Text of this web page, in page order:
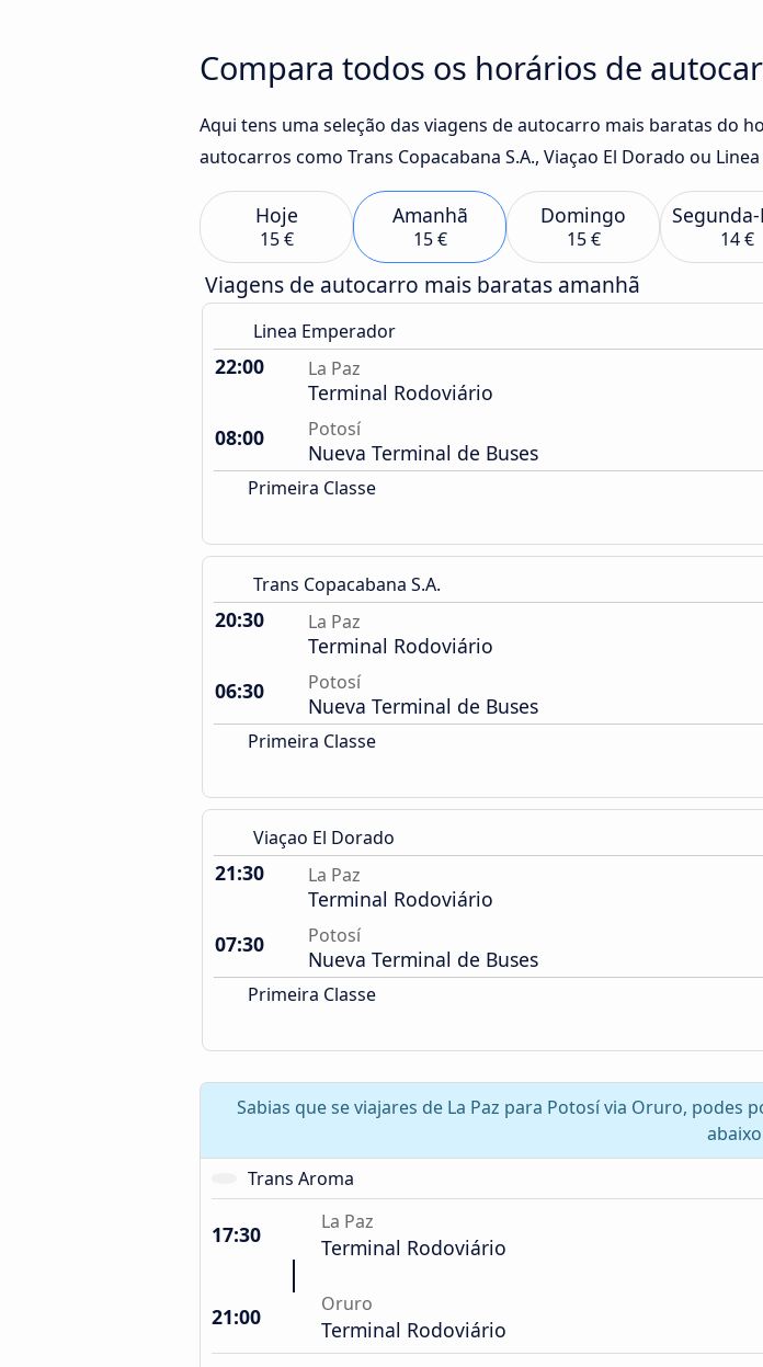
Compara todos os horários de
Aqui tens uma seleção das viagens de autocarro mais baratas do
autocarros como Trans Copacabana S.A., Viaçao El Dorado ou
Hoje
15 €
Amanhã
15 €
Domingo
15 € 14 €
Viagens de autocarro mais baratas amanhã
Linea Emperador
22:00 La Paz
Terminal Rodoviário
08:00
Potosí
Nueva Terminal de Buses
Primeira Classe
Trans Copacabana S.A.
20:30 La Paz
Terminal Rodoviário
06:30
Potosí
Nueva Terminal de Buses
Primeira Classe
Viaçao El Dorado
21:30 La Paz
Terminal Rodoviário
07:30
Potosí
Nueva Terminal de Buses
Primeira Classe
Sabias que se viajares de La Paz para Potosí via Oruro,
Trans Aroma
17:30 La Paz
Terminal Rodoviário
21:00 Oruro
Terminal Rodoviário